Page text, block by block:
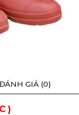
GIÁ (0)
)